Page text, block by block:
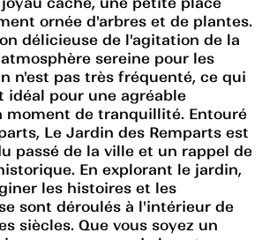
ornée d'arbres et de plantes.
délicieuse de l'agitation de la
sereine pour les
n'est pas très fréquenté, ce qui
idéal pour une agréable
moment de tranquillité. Entouré
Le Jardin des Remparts est
passé de la ville et un rappel de
En explorant le jardin,
les histoires et les
sont déroulés à l'intérieur de
siècles. Que vous soyez un